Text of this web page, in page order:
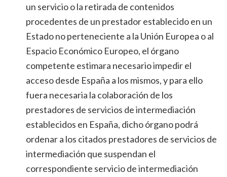
un servicio o la retirada de contenidos
procedentes de un prestador establecido en un
Estado no perteneciente a la Unión Europea o al
Espacio Económico Europeo, el órgano
competente estimara necesario impedir el
acceso desde España a los mismos, y para ello
fuera necesaria la colaboración de los
prestadores de servicios de intermediación
establecidos en España, dicho órgano podrá
ordenar a los citados prestadores de servicios de
intermediación que suspendan el
correspondiente servicio de intermediación